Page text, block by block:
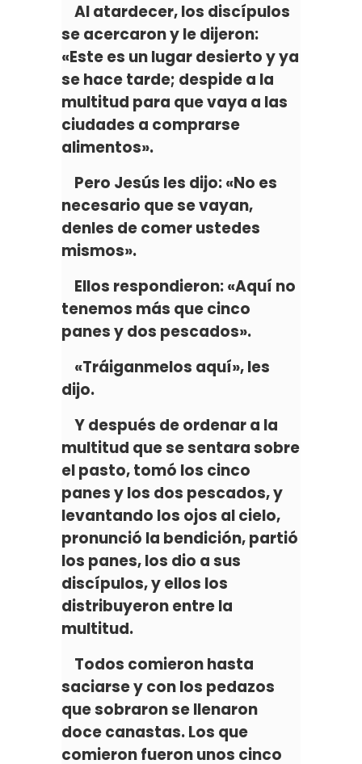
Al atardecer, los discípulos
se acercaron y le dijeron:
«Este es un lugar desierto y ya
se hace tarde; despide a la
multitud para que vaya a las
ciudades a comprarse
alimentos».
Pero Jesús les dijo: «No es
necesario que se vayan,
denles de comer ustedes
mismos».
Ellos respondieron: «Aquí no
tenemos más que cinco
panes y dos pescados».
«Tráiganmelos aquí», les
dijo.
Y después de ordenar a la
multitud que se sentara sobre
el pasto, tomó los cinco
panes y los dos pescados, y
levantando los ojos al cielo,
pronunció la bendición, partió
los panes, los dio a sus
discípulos, y ellos los
distribuyeron entre la
multitud.
Todos comieron hasta
saciarse y con los pedazos
que sobraron se llenaron
doce canastas. Los que
comieron fueron unos cinco